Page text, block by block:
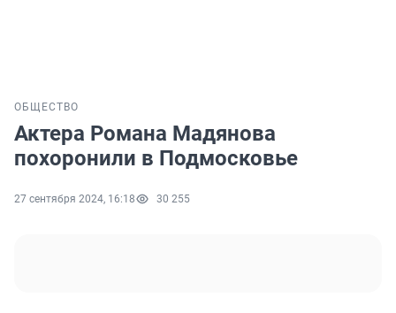
ОБЩЕСТВО
Актера Романа Мадянова
похоронили в Подмосковье
27 сентября 2024, 16:18 30 255